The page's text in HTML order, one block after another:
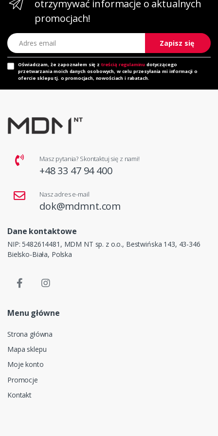
otrzymywać informacje o aktualnych
promocjach!
Adres email
Zapisz się
Oświadczam, że zapoznałem się z treścią regulaminu dotyczącego
przetwarzania moich danych osobowych, w celu przesyłania mi informacji o
ofercie sklepu tj. o promocjach, nowościach i rabatach.
Masz pytania? Skontaktuj się z nami!
+48 33 47 94 400
Nasz adres e-mail
dok@mdmnt.com
Dane kontaktowe
NIP: 5482614481, MDM NT sp. z o.o., Bestwińska 143, 43-346
Bielsko-Biała, Polska
Menu główne
Strona główna
Mapa sklepu
Moje konto
Promocje
Kontakt